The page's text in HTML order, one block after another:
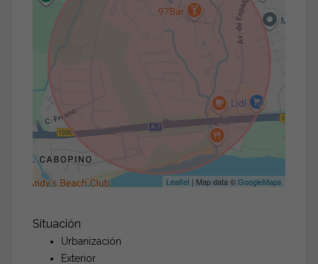
Leaflet | Map data ©GoogleMaps
Situación
Urbanización
Exterior